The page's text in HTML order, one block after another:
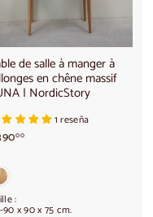
de salle à manger à
en chêne massif
| NordicStory
1 reseña
00€
0
:
x 90 x 75 cm.